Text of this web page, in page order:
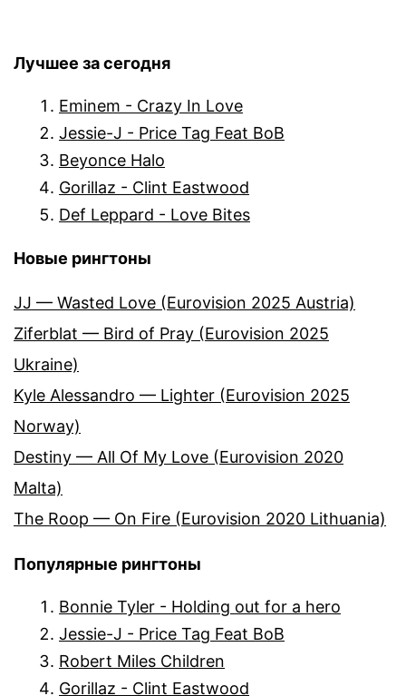
Лучшее за сегодня
Eminem - Crazy In Love
Jessie-J - Price Tag Feat BoB
Beyonce Halo
Gorillaz - Clint Eastwood
Def Leppard - Love Bites
Новые рингтоны
JJ — Wasted Love (Eurovision 2025 Austria)
Ziferblat — Bird of Pray (Eurovision 2025
Ukraine)
Kyle Alessandro — Lighter (Eurovision 2025
Norway)
Destiny — All Of My Love (Eurovision 2020
Malta)
The Roop — On Fire (Eurovision 2020 Lithuania)
Популярные рингтоны
Bonnie Tyler - Holding out for a hero
Jessie-J - Price Tag Feat BoB
Robert Miles Children
Gorillaz - Clint Eastwood